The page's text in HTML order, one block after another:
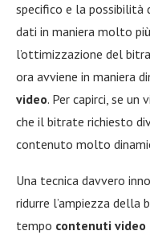
specifico e la possibilità
dati in maniera molto
l’ottimizzazione del
ora avviene in maniera
video. Per capirci, se un
che il bitrate richiesto
contenuto molto
Una tecnica davvero
ridurre l’ampiezza della
tempo contenuti